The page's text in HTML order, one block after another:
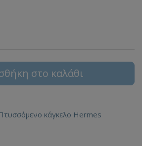
στο καλάθι
κάγκελο Hermes